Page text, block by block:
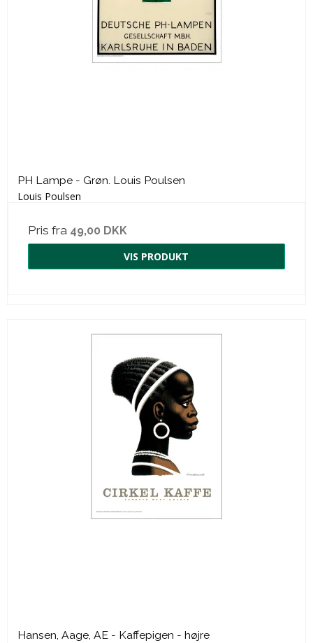
PH Lampe - Grøn. Louis Poulsen
Louis Poulsen
Pris fra 49,00 DKK
VIS PRODUKT
Hansen, Aage, AE - Kaffepigen - højre